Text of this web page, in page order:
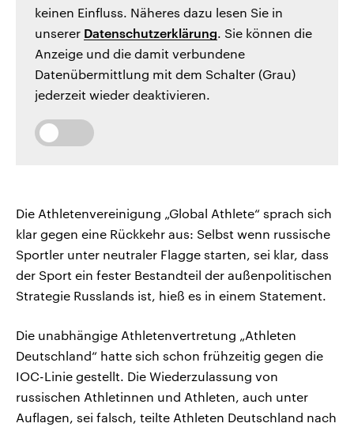
keinen Einfluss. Näheres dazu lesen Sie in
unserer Datenschutzerklärung. Sie können die
Anzeige und die damit verbundene
Datenübermittlung mit dem Schalter (Grau)
jederzeit wieder deaktivieren.
Die Athletenvereinigung „Global Athlete“ sprach sich
klar gegen eine Rückkehr aus: Selbst wenn russische
Sportler unter neutraler Flagge starten, sei klar, dass
der Sport ein fester Bestandteil der außenpolitischen
Strategie Russlands ist, hieß es in einem Statement.
Die unabhängige Athletenvertretung „Athleten
Deutschland“ hatte sich schon frühzeitig gegen die
IOC-Linie gestellt. Die Wiederzulassung von
russischen Athletinnen und Athleten, auch unter
Auflagen, sei falsch, teilte Athleten Deutschland nach